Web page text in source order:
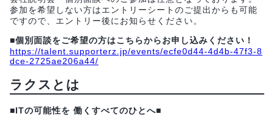
参加を希望しない方はエントリーシートのご提出からも可能
ですので、エントリー後にお知らせください。
■個別面談をご希望の方はこちらからお申し込みください！
https://talent.supporterz.jp/events/ecfe0d44-4d4b-47f3-8
dce-2725ae206a44/
ラクスとは
■ITの可能性を 働くすべてのひとへ■